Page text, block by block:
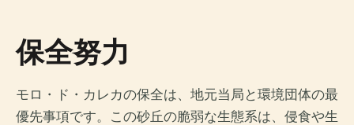
保全努力
モロ・ド・カレカの保全は、地元当局と環境団体の最
優先事項です。この砂丘の脆弱な生態系は、侵食や生